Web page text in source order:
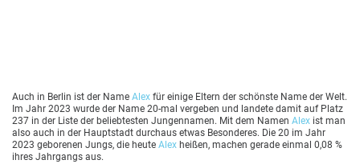
Auch in Berlin ist der Name Alex für einige Eltern der schönste Name der Welt.
Im Jahr 2023 wurde der Name 20-mal vergeben und landete damit auf Platz
237 in der Liste der beliebtesten Jungennamen. Mit dem Namen Alex ist man
also auch in der Hauptstadt durchaus etwas Besonderes. Die 20 im Jahr
2023 geborenen Jungs, die heute Alex heißen, machen gerade einmal 0,08 %
ihres Jahrgangs aus.